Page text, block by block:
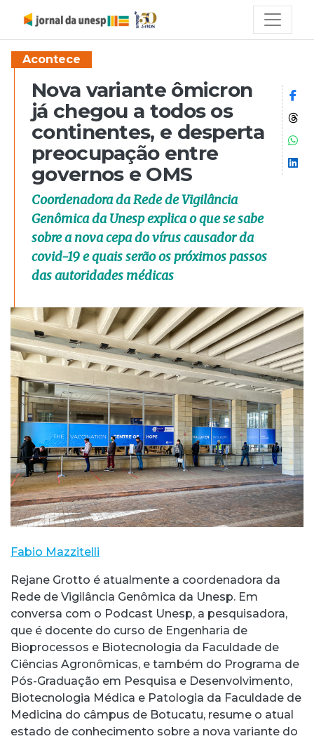
Acontece
Nova variante ômicron
já chegou a todos os
continentes, e desperta
preocupação entre
governos e OMS
Coordenadora da Rede de Vigilância
Genômica da Unesp explica o que se sabe
sobre a nova cepa do vírus causador da
covid-19 e quais serão os próximos passos
das autoridades médicas
Fabio Mazzitelli
Rejane Grotto é atualmente a coordenadora da
Rede de Vigilância Genômica da Unesp. Em
conversa com o Podcast Unesp, a pesquisadora,
que é docente do curso de Engenharia de
Bioprocessos e Biotecnologia da Faculdade de
Ciências Agronômicas, e também do Programa de
Pós-Graduação em Pesquisa e Desenvolvimento,
Biotecnologia Médica e Patologia da Faculdade de
Medicina do câmpus de Botucatu, resume o atual
estado de conhecimento sobre a nova variante do